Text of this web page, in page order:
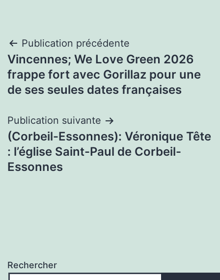
Navigation
de
l’article
Publication précédente
Vincennes; We Love Green 2026
frappe fort avec Gorillaz pour une
de ses seules dates françaises
Publication suivante
(Corbeil-Essonnes): Véronique Tête
: l’église Saint-Paul de Corbeil-
Essonnes
Rechercher